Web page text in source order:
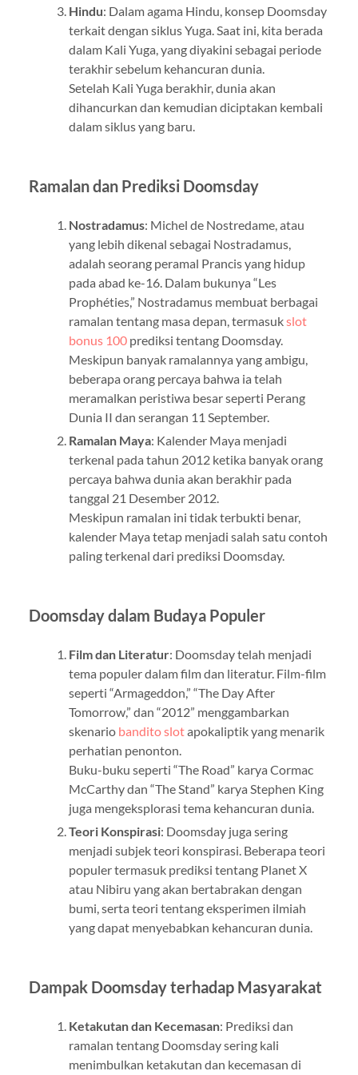
Hindu: Dalam agama Hindu, konsep Doomsday
terkait dengan siklus Yuga. Saat ini, kita berada
dalam Kali Yuga, yang diyakini sebagai periode
terakhir sebelum kehancuran dunia.
Setelah Kali Yuga berakhir, dunia akan
dihancurkan dan kemudian diciptakan kembali
dalam siklus yang baru.
Ramalan dan Prediksi Doomsday
Nostradamus: Michel de Nostredame, atau
yang lebih dikenal sebagai Nostradamus,
adalah seorang peramal Prancis yang hidup
pada abad ke-16. Dalam bukunya “Les
Prophéties,” Nostradamus membuat berbagai
ramalan tentang masa depan, termasukslot
bonus 100prediksi tentang Doomsday.
Meskipun banyak ramalannya yang ambigu,
beberapa orang percaya bahwa ia telah
meramalkan peristiwa besar seperti Perang
Dunia II dan serangan 11 September.
Ramalan Maya: Kalender Maya menjadi
terkenal pada tahun 2012 ketika banyak orang
percaya bahwa dunia akan berakhir pada
tanggal 21 Desember 2012.
Meskipun ramalan ini tidak terbukti benar,
kalender Maya tetap menjadi salah satu contoh
paling terkenal dari prediksi Doomsday.
Doomsday dalam Budaya Populer
Film dan Literatur: Doomsday telah menjadi
tema populer dalam film dan literatur. Film-film
seperti “Armageddon,” “The Day After
Tomorrow,” dan “2012” menggambarkan
skenario bandito slotapokaliptik yang menarik
perhatian penonton.
Buku-buku seperti “The Road” karya Cormac
McCarthy dan “The Stand” karya Stephen King
juga mengeksplorasi tema kehancuran dunia.
Teori Konspirasi: Doomsday juga sering
menjadi subjek teori konspirasi. Beberapa teori
populer termasuk prediksi tentang Planet X
atau Nibiru yang akan bertabrakan dengan
bumi, serta teori tentang eksperimen ilmiah
yang dapat menyebabkan kehancuran dunia.
Dampak Doomsday terhadap Masyarakat
Ketakutan dan Kecemasan: Prediksi dan
ramalan tentang Doomsday sering kali
menimbulkan ketakutan dan kecemasan di